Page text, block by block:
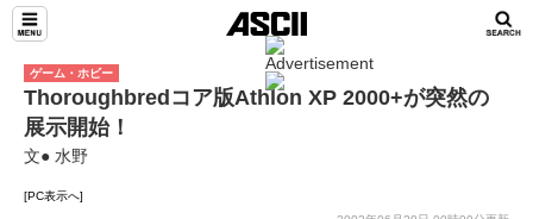
ゲーム・ホビー
Thoroughbredコア版Athlon XP 2000+が突然の
展示開始！
文● 水野
[PC表示へ]